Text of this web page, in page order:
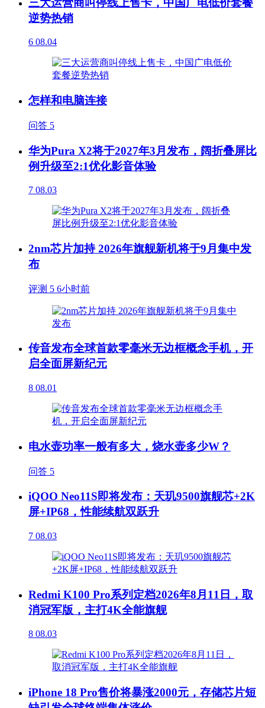
逆势热销
6 08.04
怎样和电脑连接
问答 5
华为Pura X2将于2027年3月发布，阔折叠屏比
例升级至2:1优化影音体验
7 08.03
2nm芯片加持 2026年旗舰新机将于9月集中发
布
评测 5 6小时前
传音发布全球首款零毫米无边框概念手机，开
启全面屏新纪元
8 08.01
电水壶功率一般有多大，烧水壶多少W？
问答 5
iQOO Neo11S即将发布：天玑9500旗舰芯+2K
屏+IP68，性能续航双跃升
7 08.03
Redmi K100 Pro系列定档2026年8月11日，取
消冠军版，主打4K全能旗舰
8 08.03
iPhone 18 Pro售价将暴涨2000元，存储芯片短